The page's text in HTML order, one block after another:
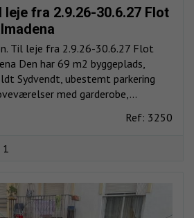
fra 2.9.26-30.6.27 Flot
Til leje fra 2.9.26-30.6.27 Flot
Den har 69 m2 byggeplads,
Sydvendt, ubestemt parkering
med garderobe,...
Ref: 3250
1